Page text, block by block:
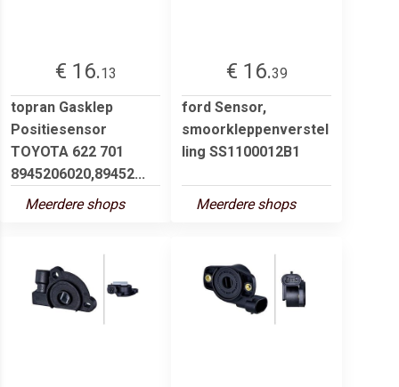
€ 16.13
topran Gasklep
Positiesensor
TOYOTA 622 701
8945206020,89452...
Meerdere shops
€ 16.39
ford Sensor,
smoorkleppenverstel
ling SS1100012B1
Meerdere shops